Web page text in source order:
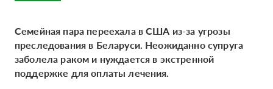
Семейная пара переехала в США из-за угрозы
преследования в Беларуси. Неожиданно супруга
заболела раком и нуждается в экстренной
поддержке для оплаты лечения.